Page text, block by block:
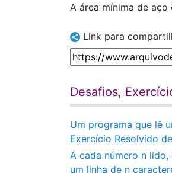
A área mínima de aço
Link para
Desafios,
Um programa que lê
Exercício Resolvido
A cada número n
um linha de n